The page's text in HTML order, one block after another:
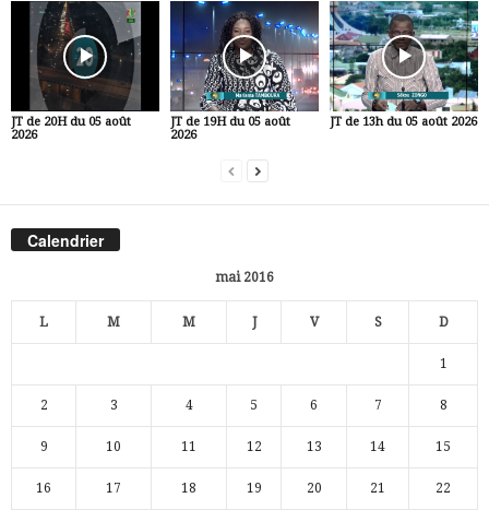
JT de 20H du 05 août
2026
JT de 19H du 05 août
2026
JT de 13h du 05 août 2026
Calendrier
mai 2016
L M M J V S D
1
2 3 4 5 6 7 8
9 10 11 12 13 14 15
16 17 18 19 20 21 22